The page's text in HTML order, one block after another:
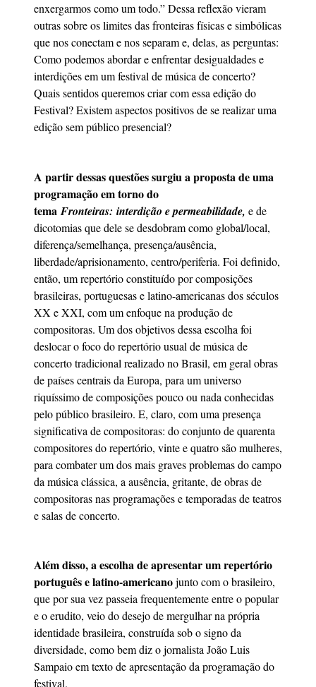
enxergarmos como um todo.” Dessa reflexão vieram
outras sobre os limites das fronteiras físicas e simbólicas
que nos conectam e nos separam e, delas, as perguntas:
Como podemos abordar e enfrentar desigualdades e
interdições em um festival de música de concerto?
Quais sentidos queremos criar com essa edição do
Festival? Existem aspectos positivos de se realizar uma
edição sem público presencial?
A partir dessas questões surgiu a proposta de uma
programação em torno do
tema Fronteiras: interdição e permeabilidade, e de
dicotomias que dele se desdobram como global/local,
diferença/semelhança, presença/ausência,
liberdade/aprisionamento, centro/periferia. Foi definido,
então, um repertório constituído por composições
brasileiras, portuguesas e latino-americanas dos séculos
XX e XXI, com um enfoque na produção de
compositoras. Um dos objetivos dessa escolha foi
deslocar o foco do repertório usual de música de
concerto tradicional realizado no Brasil, em geral obras
de países centrais da Europa, para um universo
riquíssimo de composições pouco ou nada conhecidas
pelo público brasileiro. E, claro, com uma presença
significativa de compositoras: do conjunto de quarenta
compositores do repertório, vinte e quatro são mulheres,
para combater um dos mais graves problemas do campo
da música clássica, a ausência, gritante, de obras de
compositoras nas programações e temporadas de teatros
e salas de concerto.
Além disso, a escolha de apresentar um repertório
português e latino-americanojunto com o brasileiro,
que por sua vez passeia frequentemente entre o popular
e o erudito, veio do desejo de mergulhar na própria
identidade brasileira, construída sob o signo da
diversidade, como bem diz o jornalista João Luis
Sampaio em texto de apresentação da programação do
festival.